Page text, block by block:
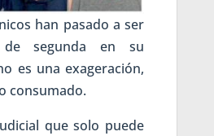
han pasado a ser
de segunda en su
es una exageración,
consumado.
que solo puede